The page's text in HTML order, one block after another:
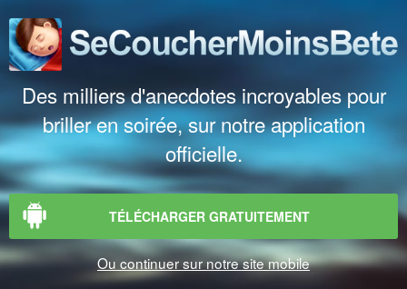
Des milliers d'anecdotes incroyables pour
briller en soirée, sur notre application
officielle.
TÉLÉCHARGER GRATUITEMENT
Ou continuer sur notre site mobile